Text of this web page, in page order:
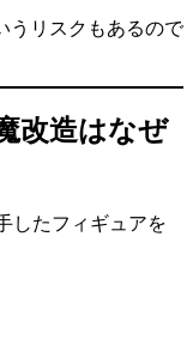
うリスクもあるので
改造はなぜ
したフィギュアを